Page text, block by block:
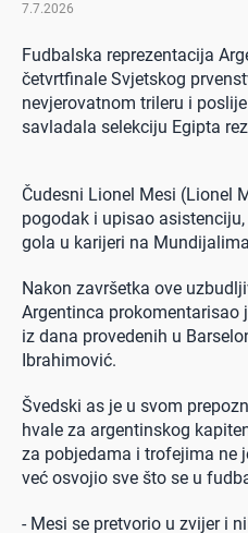
7.7.2026
Fudbalska reprezentacija
četvrtfinale Svjetskog
nevjerovatnom trileru i
savladala selekciju Egipta
Čudesni Lionel Mesi (Lionel
pogodak i upisao
gola u karijeri na
Nakon završetka ove
Argentinca prokomentarisao
iz dana provedenih u
Ibrahimović.
Švedski as je u svom
hvale za argentinskog
za pobjedama i trofejima ne
već osvojio sve što se u
- Mesi se pretvorio u zvijer i